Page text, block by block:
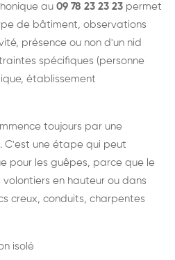
au 09 78 23 23 23 permet
de bâtiment, observations
présence ou non d'un nid
spécifiques (personne
établissement
toujours par une
C'est une étape qui peut
pour les guêpes, parce que le
en hauteur ou dans
creux, conduits, charpentes
isolé